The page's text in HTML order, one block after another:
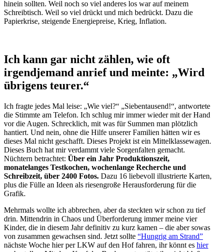
hinein sollten. Weil noch so viel anderes los war auf meinem
Schreibtisch. Weil so viel drückt und mich bedrückt. Dazu die
Papierkrise, steigende Energiepreise, Krieg, Inflation.
Ich kann gar nicht zählen, wie oft
irgendjemand anrief und meinte: „Wird
übrigens teurer.“
Ich fragte jedes Mal leise: „Wie viel?“ „Siebentausend!“, antwortete
die Stimmte am Telefon. Ich schlug mir immer wieder mit der Hand
vor die Augen. Schrecklich, mit was für Summen man plötzlich
hantiert. Und nein, ohne die Hilfe unserer Familien hätten wir es
dieses Mal nicht geschafft. Dieses Projekt ist ein Mittelklassewagen.
Dieses Buch hat mir verdammt viele Sorgenfalten gemacht.
Nüchtern betrachtet: Über ein Jahr Produktionszeit,
monatelanges Testkochen, wochenlange Recherche und
Schreibzeit, über 2400 Fotos. Dazu 16 liebevoll illustrierte Karten,
plus die Fülle an Ideen als riesengroße Herausforderung für die
Grafik.
Mehrmals wollte ich abbrechen, aber da steckten wir schon zu tief
drin. Mittendrin in Chaos und Überforderung immer meine vier
Kinder, die in diesem Jahr definitiv zu kurz kamen – die aber sowas
von zusammen gewachsen sind. Jetzt sollte “Hungrig am Strand”
nächste Woche hier per LKW auf den Hof fahren, ihr könnt es hier